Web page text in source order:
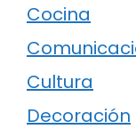
Cocina
Cultura
Decoración